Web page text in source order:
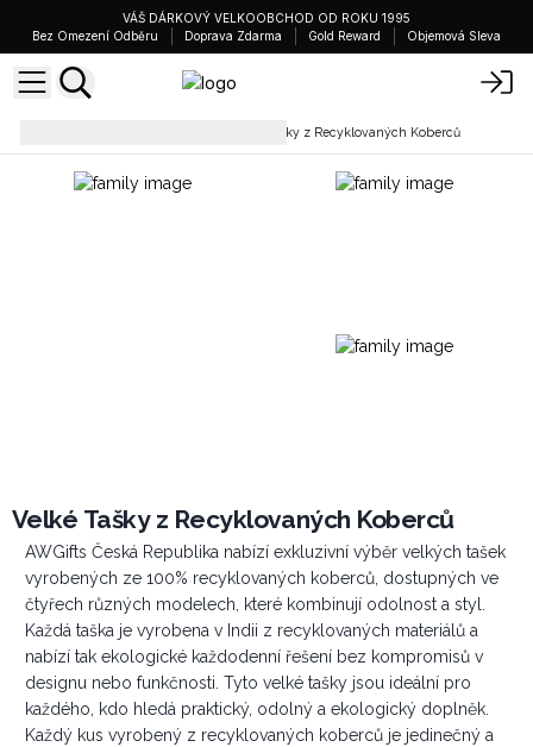
VÁŠ DÁRKOVÝ VELKOOBCHOD OD ROKU 1995
Bez Omezení Odběru
Doprava Zdarma Gold Reward Objemová Sleva
Velké Tašky z Recyklovaných Koberců
Velké Tašky z Recyklovaných Koberců
AWGifts Česká Republika nabízí exkluzivní výběr velkých tašek
vyrobených ze 100% recyklovaných koberců, dostupných ve
čtyřech různých modelech, které kombinují odolnost a styl.
Každá taška je vyrobena v Indii z recyklovaných materiálů a
nabízí tak ekologické každodenní řešení bez kompromisů v
designu nebo funkčnosti. Tyto velké tašky jsou ideální pro
každého, kdo hledá praktický, odolný a ekologický doplněk.
Každý kus vyrobený z recyklovaných koberců je jedinečný a